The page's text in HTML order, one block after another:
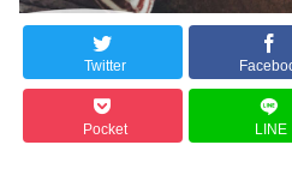
Twitter
Pocket LINE